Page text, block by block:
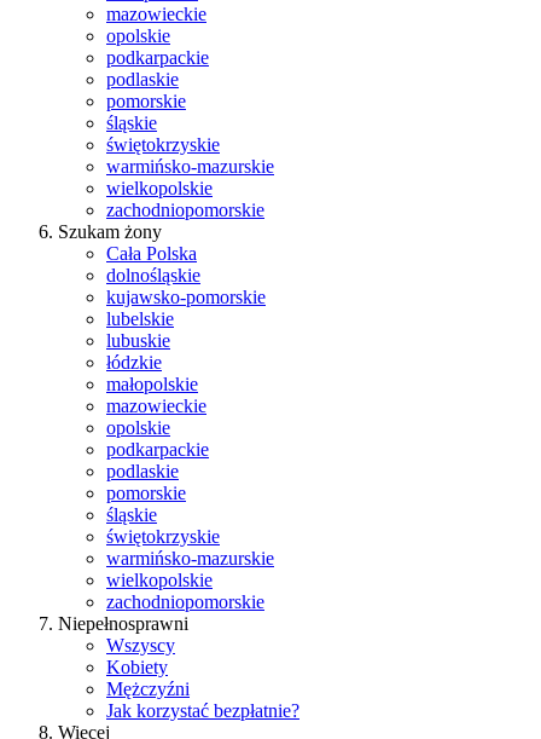
mazowieckie
opolskie
podkarpackie
podlaskie
pomorskie
śląskie
świętokrzyskie
warmińsko-mazurskie
wielkopolskie
zachodniopomorskie
Szukam żony
Cała Polska
dolnośląskie
kujawsko-pomorskie
lubelskie
lubuskie
łódzkie
małopolskie
mazowieckie
opolskie
podkarpackie
podlaskie
pomorskie
śląskie
świętokrzyskie
warmińsko-mazurskie
wielkopolskie
zachodniopomorskie
Niepełnosprawni
Wszyscy
Kobiety
Mężczyźni
Jak korzystać bezpłatnie?
Więcej